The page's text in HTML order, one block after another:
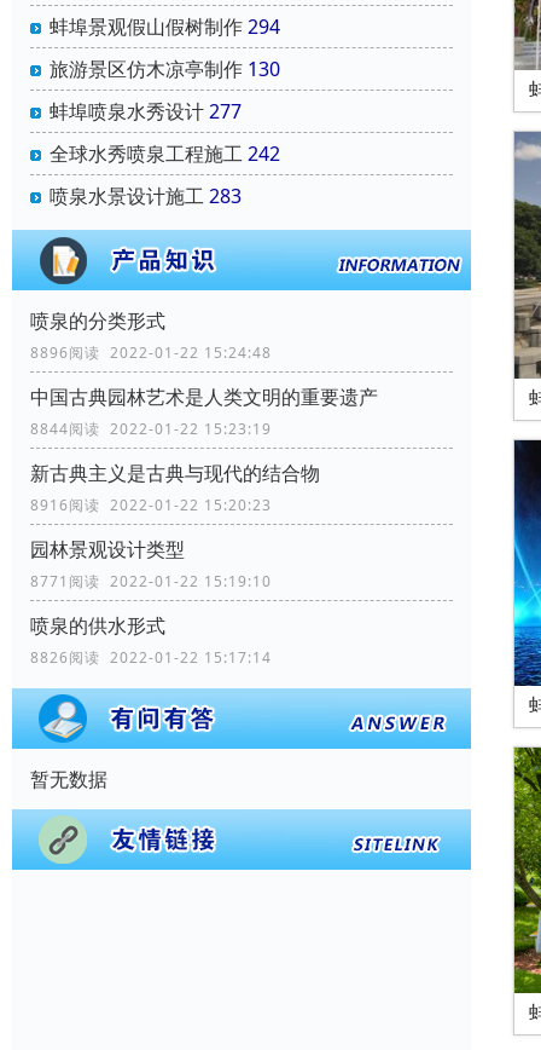
蚌埠景观假山假树制作294
旅游景区仿木凉亭制作 130
蚌埠喷泉水秀设计277
全球水秀喷泉工程施工242
喷泉水景设计施工283
喷泉的分类形式
8896阅读 2022-01-22 15:24:48
中国古典园林艺术是人类文明的重要遗产
8844阅读 2022-01-22 15:23:19
新古典主义是古典与现代的结合物
8916阅读 2022-01-22 15:20:23
园林景观设计类型
8771阅读 2022-01-22 15:19:10
喷泉的供水形式
8826阅读 2022-01-22 15:17:14
暂无数据